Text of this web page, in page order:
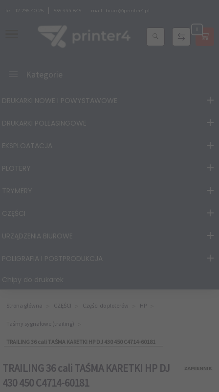
tel. 12 296 40 25 535 444 845 mail: biuro@printer4.pl
Kategorie
DRUKARKI NOWE I POWYSTAWOWE
DRUKARKI POLEASINGOWE
EKSPLOATACJA
PLOTERY
TRYMERY
CZĘŚCI
URZĄDZENIA BIUROWE
POLIGRAFIA I POSTPRODUKCJA
Chipy do drukarek
Strona główna CZĘŚCI Części do ploterów HP
Taśmy sygnałowe (trailing)
TRAILING 36 cali TAŚMA KARETKI HP DJ 430 450 C4714-60181
TRAILING 36 cali TAŚMA KARETKI HP DJ
430 450 C4714-60181